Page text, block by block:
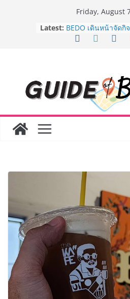
Friday, August
Latest: BEDO เดินหน้าจัดกิ
“BIO TRADE
สด ดอกไม้ประดิษฐ์
ภัณฑ์ครบวงจร ขอเ
และของขวัญต้อนรั
บริการทุกวันตลอด
Guangzhou
8.8 “ซูเลียน” รวมพ
ประเทศ จัดประชุมใ
“ดร.ปิยะวัฒน์” ถ่าย
พร้อมฟรีคอนเสิร์ต “
AirAsia X SEE
ยาวนานกว่า 20 ปี ต่
อร่อย ยกเมนูระดับต
ราชวงศ์” พุ่งทะยา